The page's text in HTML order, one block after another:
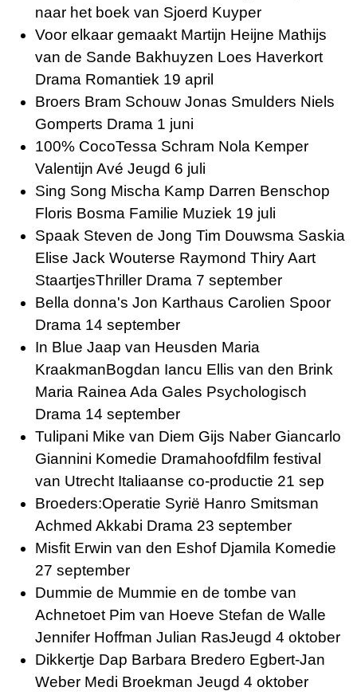
naar het boek van Sjoerd Kuyper
Voor elkaar gemaakt Martijn Heijne Mathijs
van de Sande Bakhuyzen Loes Haverkort
Drama Romantiek 19 april
Broers Bram Schouw Jonas Smulders Niels
Gomperts Drama 1 juni
100% CocoTessa Schram Nola Kemper
Valentijn Avé Jeugd 6 juli
Sing Song Mischa Kamp Darren Benschop
Floris Bosma Familie Muziek 19 juli
Spaak Steven de Jong Tim Douwsma Saskia
Elise Jack Wouterse Raymond Thiry Aart
StaartjesThriller Drama 7 september
Bella donna's Jon Karthaus Carolien Spoor
Drama 14 september
In Blue Jaap van Heusden Maria
KraakmanBogdan Iancu Ellis van den Brink
Maria Rainea Ada Gales Psychologisch
Drama 14 september
Tulipani Mike van Diem Gijs Naber Giancarlo
Giannini Komedie Dramahoofdfilm festival
van Utrecht Italiaanse co-productie 21 sep
Broeders:Operatie Syrië Hanro Smitsman
Achmed Akkabi Drama 23 september
Misfit Erwin van den Eshof Djamila Komedie
27 september
Dummie de Mummie en de tombe van
Achnetoet Pim van Hoeve Stefan de Walle
Jennifer Hoffman Julian RasJeugd 4 oktober
Dikkertje Dap Barbara Bredero Egbert-Jan
Weber Medi Broekman Jeugd 4 oktober